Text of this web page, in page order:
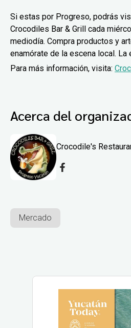
Si estas por Progreso, podrás
Crocodiles Bar & Grill cada
mediodía. Compra productos y
enamórate de la escena local. La
Para más información, visita:
Acerca del
Crocodile's
Mercado